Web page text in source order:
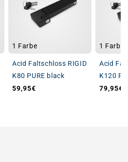
1 Farbe
Acid Faltschloss RIGID
K80 PURE black
Normaler Preis
59,95€
1 Farbe
Acid
K120
79,95€